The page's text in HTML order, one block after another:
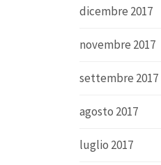
dicembre 2017
novembre 2017
settembre 2017
agosto 2017
luglio 2017